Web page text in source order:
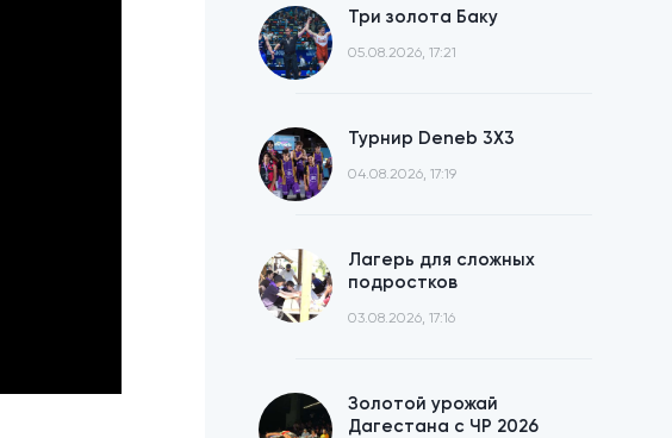
Три золота Баку
05.08.2026, 17:21
Турнир Deneb 3X3
04.08.2026, 17:19
Лагерь для сложных
подростков
03.08.2026, 17:16
Золотой урожай
Дагестана с ЧР 2026